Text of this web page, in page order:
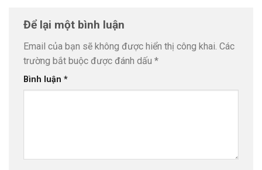
Để lại một bình luận
Email của bạn sẽ không được hiển thị công khai. Các
trường bắt buộc được đánh dấu *
Bình luận *